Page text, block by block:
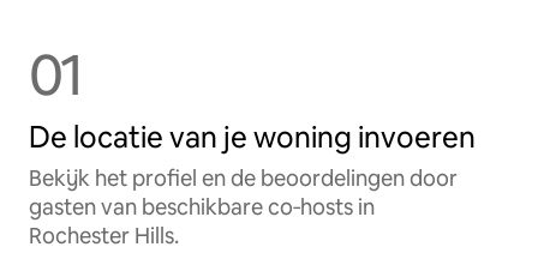
01
De locatie van je woning invoeren
Bekijk het profiel en de beoordelingen door
gasten van beschikbare co‑hosts in
Rochester Hills.